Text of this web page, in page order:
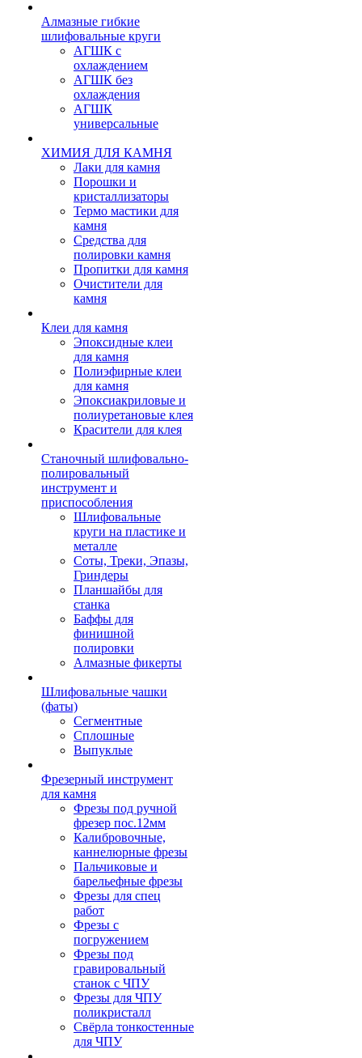
Алмазные гибкие
шлифовальные круги
АГШК с
охлаждением
АГШК без
охлаждения
АГШК
универсальные
ХИМИЯ ДЛЯ КАМНЯ
Лаки для камня
Порошки и
кристаллизаторы
Термо мастики для
камня
Средства для
полировки камня
Пропитки для камня
Очистители для
камня
Клеи для камня
Эпоксидные клеи
для камня
Полиэфирные клеи
для камня
Эпоксиакриловые и
полиуретановые клея
Красители для клея
Станочный шлифовально-
полировальный
инструмент и
приспособления
Шлифовальные
круги на пластике и
металле
Соты, Треки, Эпазы,
Гриндеры
Планшайбы для
станка
Баффы для
финишной
полировки
Алмазные фикерты
Шлифовальные чашки
(фаты)
Сегментные
Сплошные
Выпуклые
Фрезерный инструмент
для камня
Фрезы под ручной
фрезер пос.12мм
Калибровочные,
каннелюрные фрезы
Пальчиковые и
барельефные фрезы
Фрезы для спец
работ
Фрезы с
погружением
Фрезы под
гравировальный
станок с ЧПУ
Фрезы для ЧПУ
поликристалл
Свёрла тонкостенные
для ЧПУ